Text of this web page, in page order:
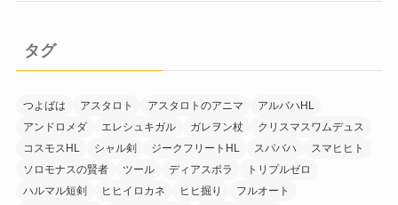
タグ
つよばは アスタロト アスタロトのアニマ
アルバハHL
アンドロメダ
エレシュキガル ガレヲン杖
クリスマスワムデュス
コスモスHL
シャル剣 ジークフリートHL スパバハ
スマヒヒト
ソロモナスの賢者
ツール ディアスポラ
トリプルゼロ
ハルマル短剣
ヒヒイロカネ ヒヒ掘り
フルオート